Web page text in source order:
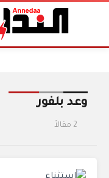
وعد بلفور
2 مقالاً